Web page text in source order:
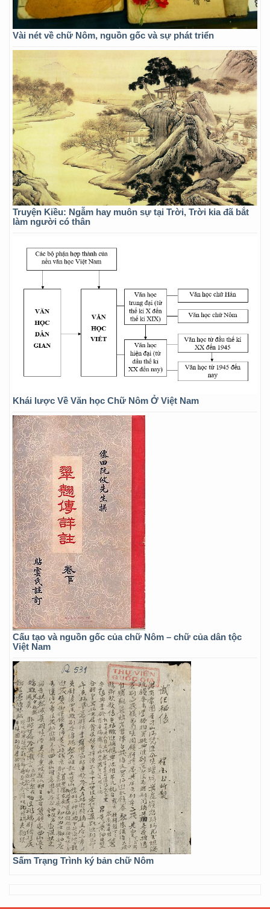
Vài nét về chữ Nôm, nguồn gốc và sự phát triển
Truyện Kiều: Ngẫm hay muôn sự tại Trời, Trời kia đã bắt
làm người có thân
Khái lược Về Văn học Chữ Nôm Ở Việt Nam
Cấu tạo và nguồn gốc của chữ Nôm – chữ của dân tộc
Việt Nam
Sấm Trạng Trình ký bản chữ Nôm